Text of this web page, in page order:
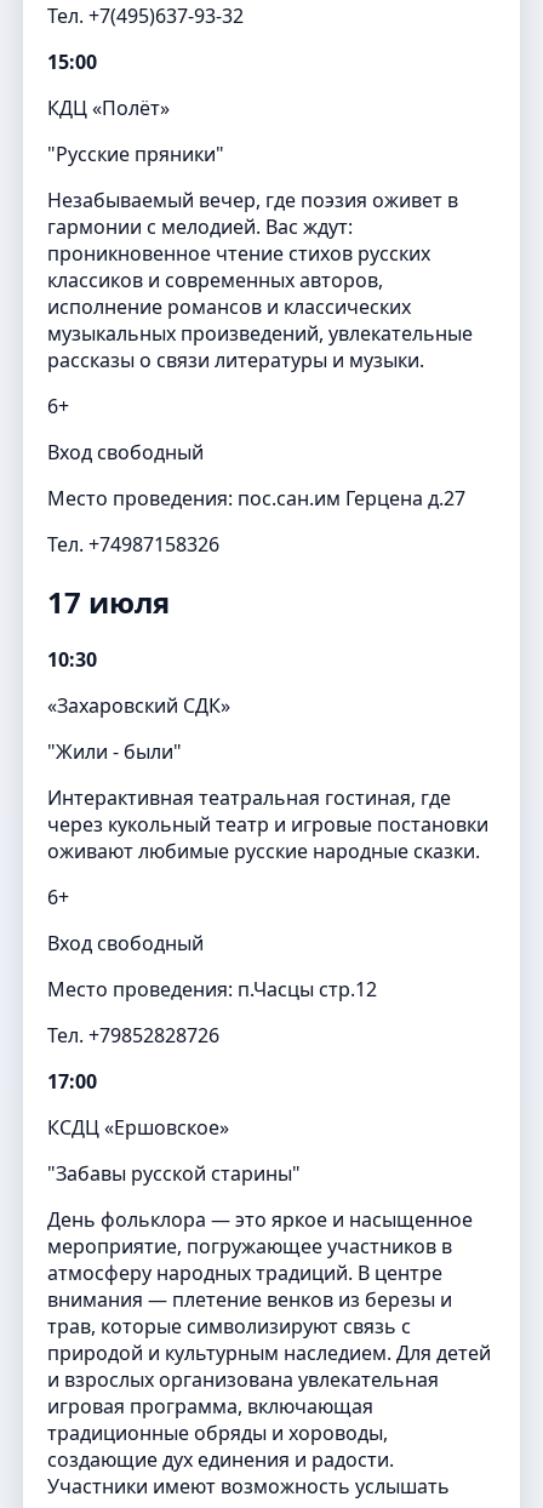
Тел. +7(495)637-93-32
15:00
КДЦ «Полёт»
"Русские пряники"
Незабываемый вечер, где поэзия оживет в
гармонии с мелодией. Вас ждут:
проникновенное чтение стихов русских
классиков и современных авторов,
исполнение романсов и классических
музыкальных произведений, увлекательные
рассказы о связи литературы и музыки.
6+
Вход свободный
Место проведения: пос.сан.им Герцена д.27
Тел. +74987158326
17 июля
10:30
«Захаровский СДК»
"Жили - были"
Интерактивная театральная гостиная, где
через кукольный театр и игровые постановки
оживают любимые русские народные сказки.
6+
Вход свободный
Место проведения: п.Часцы стр.12
Тел. +79852828726
17:00
КСДЦ «Ершовское»
"Забавы русской старины"
День фольклора — это яркое и насыщенное
мероприятие, погружающее участников в
атмосферу народных традиций. В центре
внимания — плетение венков из березы и
трав, которые символизируют связь с
природой и культурным наследием. Для детей
и взрослых организована увлекательная
игровая программа, включающая
традиционные обряды и хороводы,
создающие дух единения и радости.
Участники имеют возможность услышать